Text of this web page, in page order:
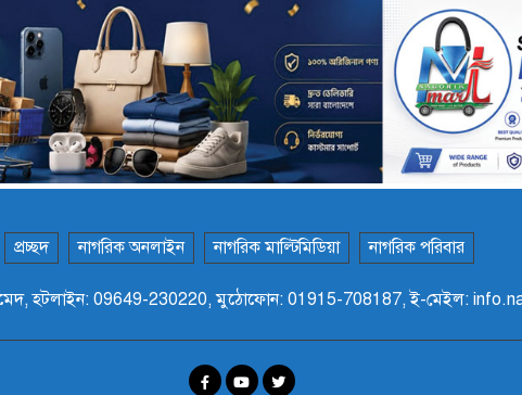
প্রচ্ছদ নাগরিক অনলাইন নাগরিক মাল্টিমিডিয়া নাগরিক পরিবার
হটলাইন: 09649-230220, মুঠোফোন: 01915-708187, ই-মেইল: